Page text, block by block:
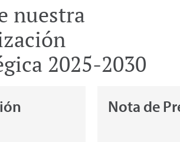
nuestra
2025-2030
Nota de